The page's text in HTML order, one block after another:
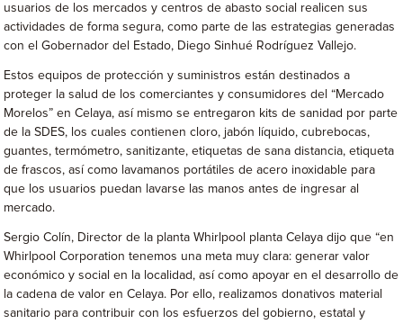
usuarios de los mercados y centros de abasto social realicen sus
actividades de forma segura, como parte de las estrategias generadas
con el Gobernador del Estado, Diego Sinhué Rodríguez Vallejo.
Estos equipos de protección y suministros están destinados a
proteger la salud de los comerciantes y consumidores del “Mercado
Morelos” en Celaya, así mismo se entregaron kits de sanidad por parte
de la SDES, los cuales contienen cloro, jabón líquido, cubrebocas,
guantes, termómetro, sanitizante, etiquetas de sana distancia, etiqueta
de frascos, así como lavamanos portátiles de acero inoxidable para
que los usuarios puedan lavarse las manos antes de ingresar al
mercado.
Sergio Colín, Director de la planta Whirlpool planta Celaya dijo que “en
Whirlpool Corporation tenemos una meta muy clara: generar valor
económico y social en la localidad, así como apoyar en el desarrollo de
la cadena de valor en Celaya. Por ello, realizamos donativos material
sanitario para contribuir con los esfuerzos del gobierno, estatal y